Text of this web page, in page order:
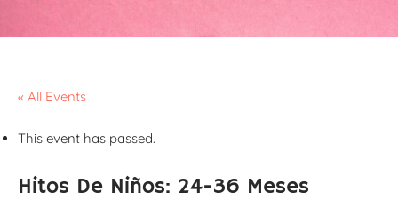
« All Events
This event has passed.
Hitos De Niños: 24-36 Meses